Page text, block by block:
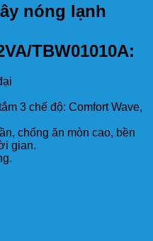
nóng lạnh
TBW01010A:
3 chế độ: Comfort Wave,
chống ăn mòn cao, bền
gian.